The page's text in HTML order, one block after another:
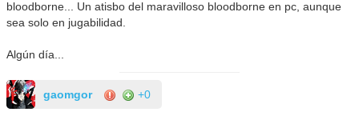
bloodborne... Un atisbo del maravilloso bloodborne en pc, aunque
sea solo en jugabilidad.
Algún día...
gaomgor +0